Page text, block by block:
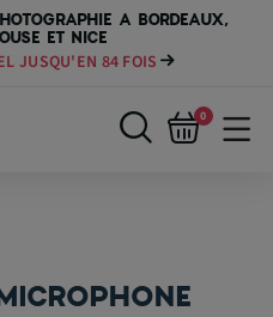
A BORDEAUX,
ET NICE
JUSQU'EN 84 FOIS
0